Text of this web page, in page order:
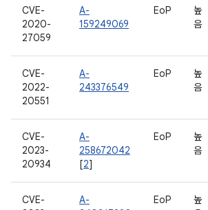
CVE-
2020-
27059
A-
159249069
EoP
높
음
CVE-
2022-
20551
A-
243376549
EoP
높
음
CVE-
2023-
20934
A-
258672042
[2]
EoP
높
음
CVE-
A-
EoP
높